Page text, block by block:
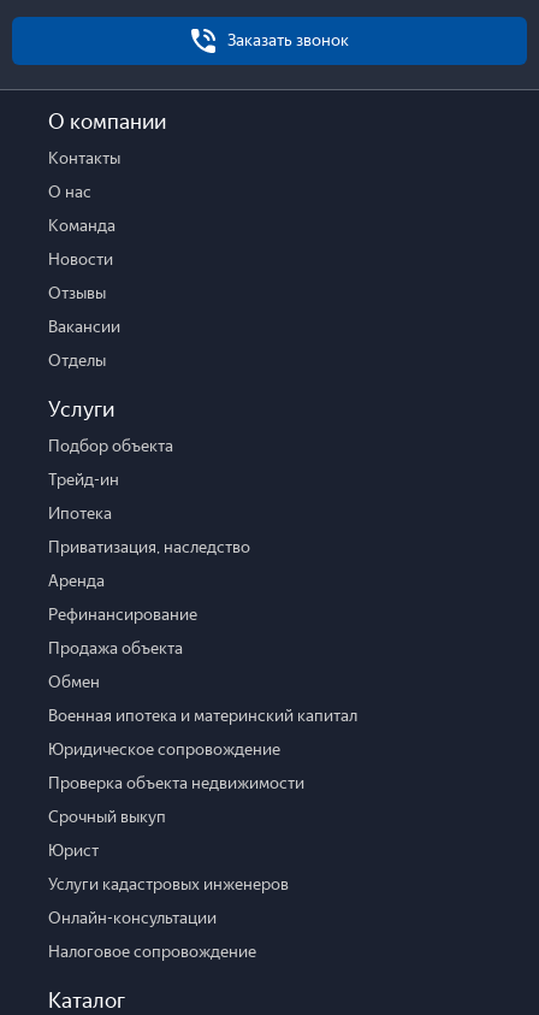
Заказать звонок
О компании
Контакты
О нас
Команда
Новости
Отзывы
Вакансии
Отделы
Услуги
Подбор объекта
Трейд-ин
Ипотека
Приватизация, наследство
Аренда
Рефинансирование
Продажа объекта
Обмен
Военная ипотека и материнский капитал
Юридическое сопровождение
Проверка объекта недвижимости
Срочный выкуп
Юрист
Услуги кадастровых инженеров
Онлайн-консультации
Налоговое сопровождение
Каталог